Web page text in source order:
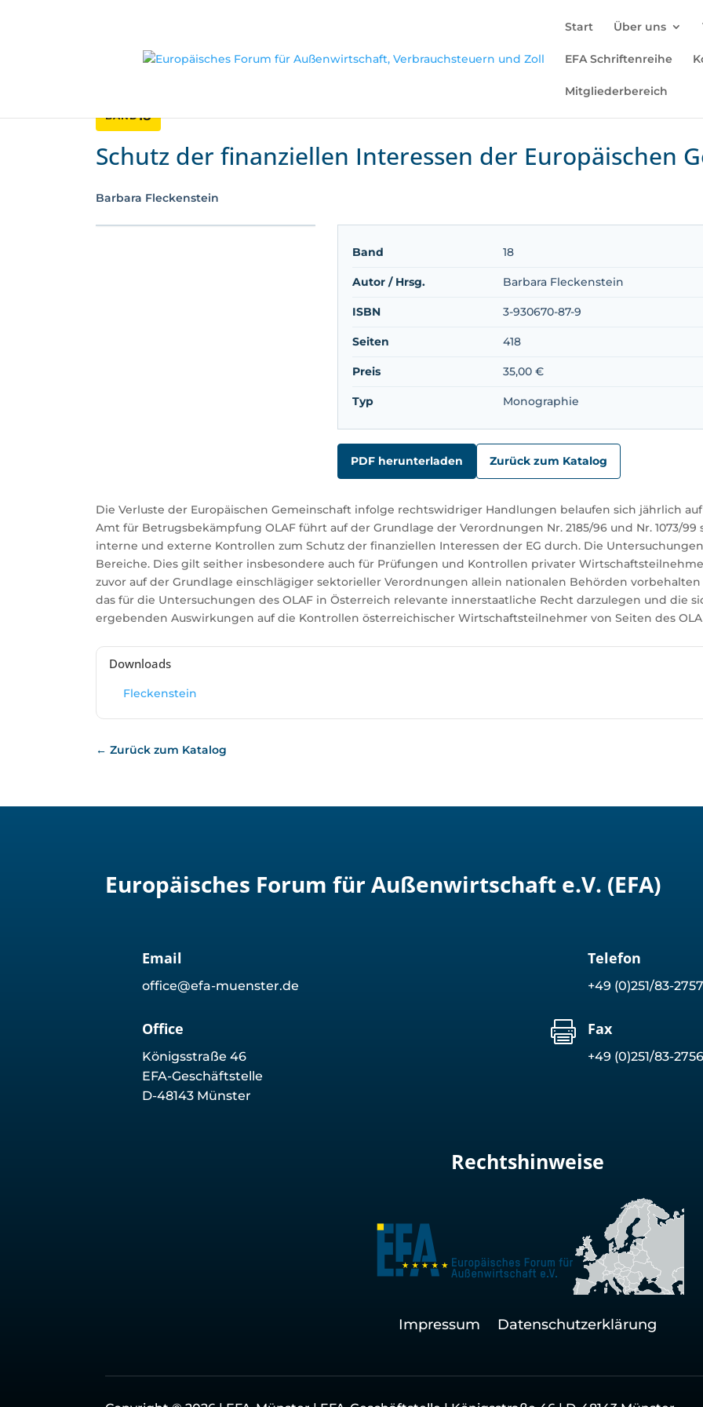
Start Über uns
EFA Schriftenreihe
Mitgliederbereich
BAND18
Schutz der finanziellen Interessen der Europäischen
Barbara Fleckenstein
Band 18
Autor / Hrsg. Barbara Fleckenstein
ISBN 3-930670-87-9
Seiten 418
Preis 35,00 €
Typ Monographie
PDF herunterladen Zurück zum Katalog
Die Verluste der Europäischen Gemeinschaft infolge rechtswidriger Handlungen belaufen sich jährlich
Amt für Betrugsbekämpfung OLAF führt auf der Grundlage der Verordnungen Nr. 2185/96 und Nr. 1073/99
interne und externe Kontrollen zum Schutz der finanziellen Interessen der EG durch. Die
Bereiche. Dies gilt seither insbesondere auch für Prüfungen und Kontrollen privater
zuvor auf der Grundlage einschlägiger sektorieller Verordnungen allein nationalen Behörden
das für die Untersuchungen des OLAF in Österreich relevante innerstaatliche Recht darzulegen und die
ergebenden Auswirkungen auf die Kontrollen österreichischer Wirtschaftsteilnehmer von Seiten des
Downloads
Fleckenstein
← Zurück zum Katalog
Europäisches Forum für Außenwirtschaft e.V. (EFA)
Email
office@efa-muenster.de
Office
Königsstraße 46
EFA-Geschäftstelle
D-48143 Münster
Telefon
+49 (0)251/83-
 Fax
+49 (0)251/83-
Rechtshinweise
Impressum Datenschutzerklärung